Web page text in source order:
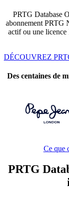
PRTG Database
abonnement PRTG
actif ou une
DÉCOUVREZ
Des centaines de
Ce que
PRTG